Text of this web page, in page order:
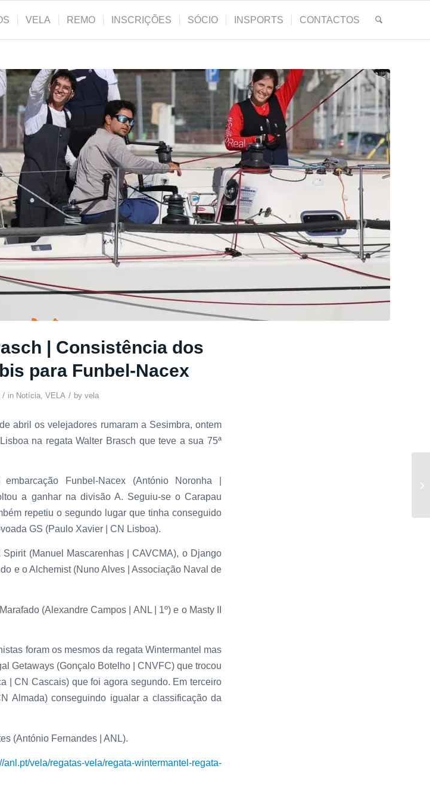
VELA REMO INSCRIÇÕES SÓCIO INSPORTS CONTACTOS
| Consistência dos
para Funbel-Nacex
/ in Notícia, VELA / by vela
abril os velejadores rumaram a Sesimbra, ontem
na regata Walter Brasch que teve a sua 75ª
Funbel-Nacex (António Noronha |
a ganhar na divisão A. Seguiu-se o Carapau
repetiu o segundo lugar que tinha conseguido
GS (Paulo Xavier | CN Lisboa).
(Manuel Mascarenhas | CAVCMA), o Django
e o Alchemist (Nuno Alves | Associação Naval de
(Alexandre Campos | ANL | 1º) e o Masty II
foram os mesmos da regata Wintermantel mas
Getaways (Gonçalo Botelho | CNVFC) que trocou
| CN Cascais) que foi agora segundo. Em terceiro
Almada) conseguindo igualar a classificação da
(António Fernandes | ANL).
anl.pt/vela/regatas-vela/regata-wintermantel-regata-